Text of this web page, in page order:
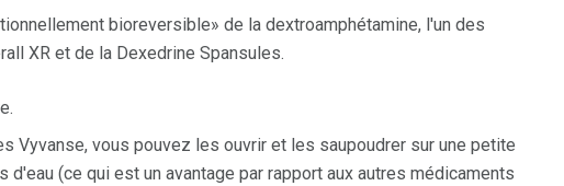
bioreversible» de la dextroamphétamine, l'un des
XR et de la Dexedrine Spansules.
Vyvanse, vous pouvez les ouvrir et les saupoudrer sur une petite
(ce qui est un avantage par rapport aux autres médicaments